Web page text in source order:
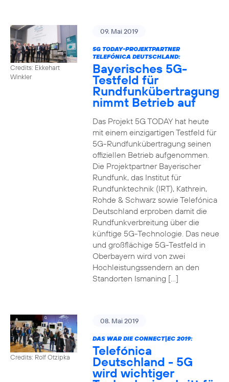
Credits: Ekkehart
Winkler
09. Mai 2019
5G TODAY-PROJEKTPARTNER
TELEFÓNICA DEUTSCHLAND:
Bayerisches 5G-
Testfeld für
Rundfunkübertragung
nimmt Betrieb auf
Das Projekt 5G TODAY hat heute
mit einem einzigartigen Testfeld für
5G-Rundfunkübertragung seinen
offiziellen Betrieb aufgenommen.
Die Projektpartner Bayerischer
Rundfunk, das Institut für
Rundfunktechnik (IRT), Kathrein,
Rohde & Schwarz sowie Telefónica
Deutschland erproben damit die
Rundfunkverbreitung über die
künftige 5G-Technologie. Das neue
und großflächige 5G-Testfeld in
Oberbayern wird von zwei
Hochleistungssendern an den
Standorten Ismaning […]
Credits: Rolf Otzipka
08. Mai 2019
DAS WAR DIE CONNECT|EC 2019:
Telefónica
Deutschland - 5G
wird wichtiger